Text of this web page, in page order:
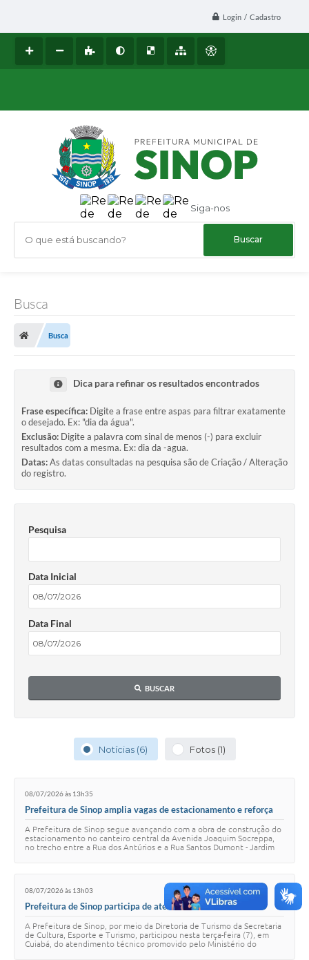
Login / Cadastro
Siga-nos
O que está buscando?
Busca
Busca
Dica para refinar os resultados encontrados
Frase específica: Digite a frase entre aspas para filtrar exatamente
o desejado. Ex: "dia da água".
Exclusão: Digite a palavra com sinal de menos (-) para excluir
resultados com a mesma. Ex: dia da -agua.
Datas:As datas consultadas na pesquisa são de Criação / Alteração
do registro.
Pesquisa
Data Inicial
Data Final
BUSCAR
Notícias (6) Fotos (1)
08/07/2026 às 13h35
Prefeitura de Sinop amplia vagas de estacionamento e reforça
A Prefeitura de Sinop segue avançando com a obra de construção do
estacionamento no canteiro central da Avenida Joaquim Socreppa,
no trecho entre a Rua dos Antúrios e a Rua Santos Dumont - Jardim
08/07/2026 às 13h03
Prefeitura de Sinop participa de atendimento técnico do
A Prefeitura de Sinop, por meio da Diretoria de Turismo da Secretaria
de Cultura, Esporte e Turismo, participou nesta terça-feira (7), em
Cuiabá, do atendimento técnico promovido pelo Ministério do